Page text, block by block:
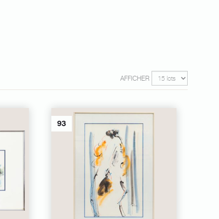
AFFICHER
93